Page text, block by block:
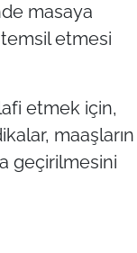
masaya
etmesi
etmek için,
maaşların
geçirilmesini